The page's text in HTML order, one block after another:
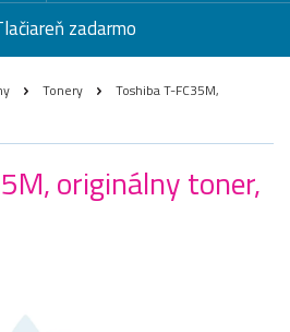
zadarmo
Tonery
Toshiba T-FC35M,
originálny toner,